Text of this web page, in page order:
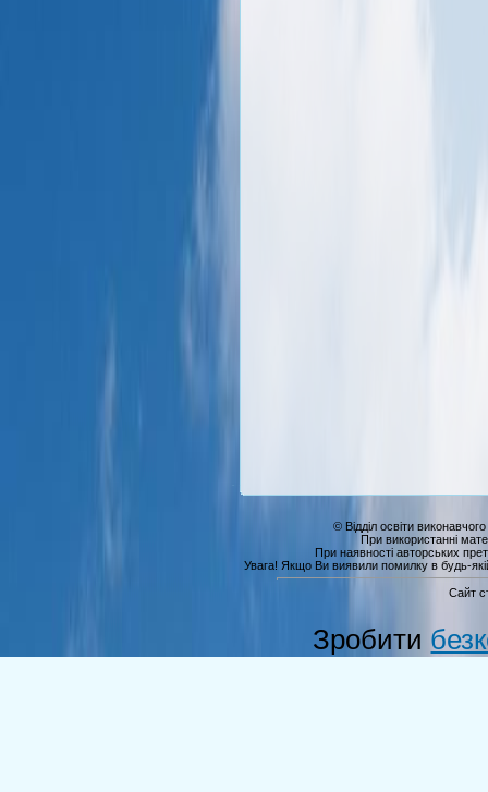
© Відділ освіти
При використанні
При наявності авторських
Увага! Якщо Ви виявили помилку в будь-якій
Сайт
Зробити